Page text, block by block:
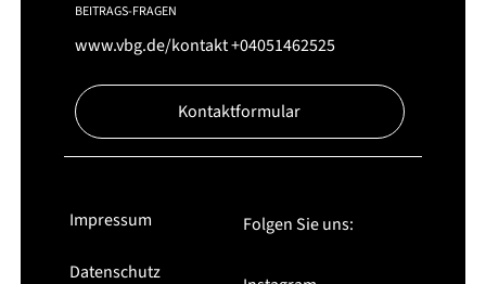
BEITRAGS-FRAGEN
www.vbg.de/kontakt+04051462525
Kontaktformular
Impressum
Datenschutz
Folgen Sie uns: